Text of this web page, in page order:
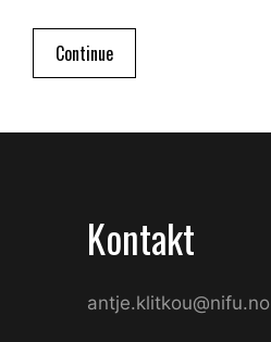
Continue
Kontakt
antje.klitkou@nifu.no